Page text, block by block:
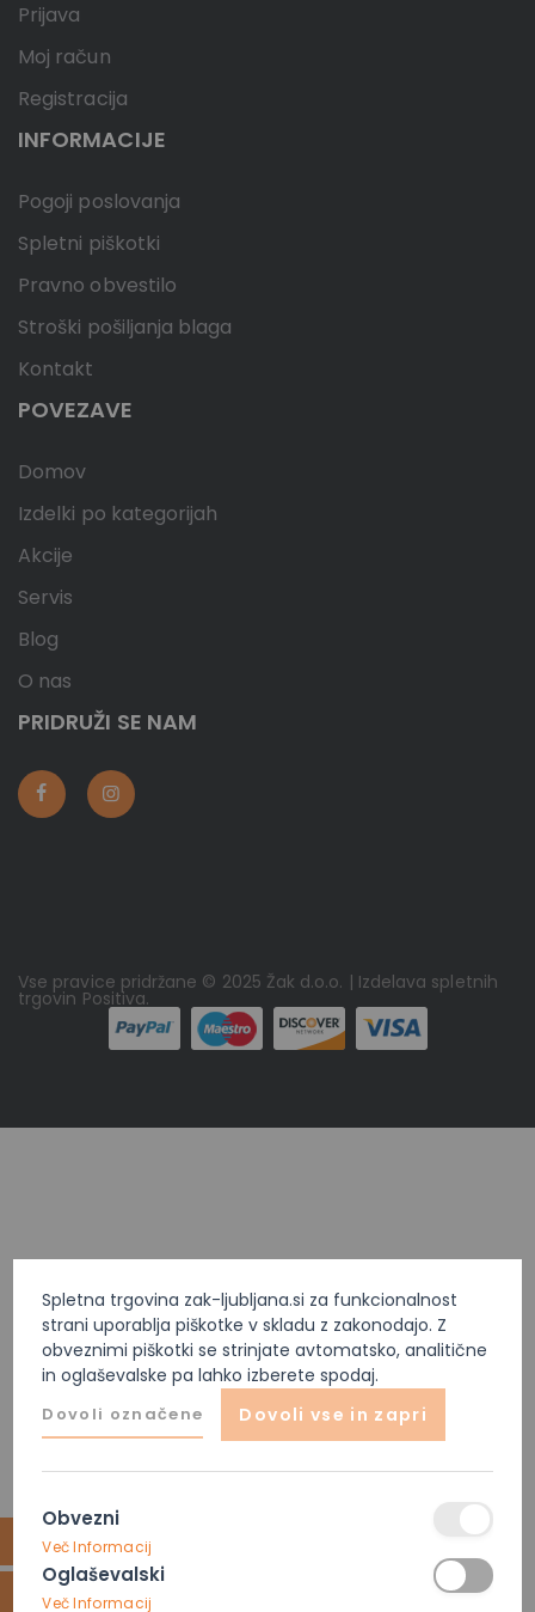
Obvezni
Več Informacij
Oglaševalski
Več Informacij
Spletna trgovina zak-ljubljana.si za funkcionalnost
strani uporablja piškotke v skladu z zakonodajo. Z
obveznimi piškotki se strinjate avtomatsko, analitične
in oglaševalske pa lahko izberete spodaj.
Dovoli označene Dovoli vse in zapri
Prijava
Moj račun
Registracija
INFORMACIJE
Pogoji poslovanja
Spletni piškotki
Pravno obvestilo
Stroški pošiljanja blaga
Kontakt
POVEZAVE
Domov
Izdelki po kategorijah
Akcije
Servis
Blog
O nas
PRIDRUŽI SE NAM
Vse pravice pridržane © 2025 Žak d.o.o. | Izdelava spletnih
trgovin Positiva.